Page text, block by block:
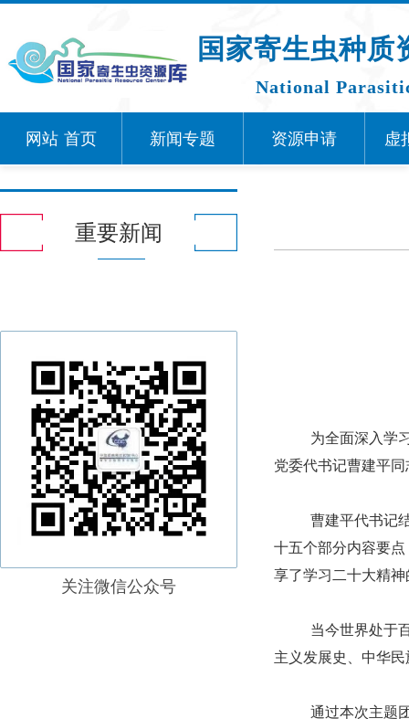
国家寄生虫种质
National
网站 首页 新闻专题 资源申请 虚
重要新闻
关注微信公众号
为全面深入学
党委代书记曹建平
曹建平代书记
十五个部分内容要
享了学习二十大精神
当今世界处于
主义发展史、中华
通过本次主题